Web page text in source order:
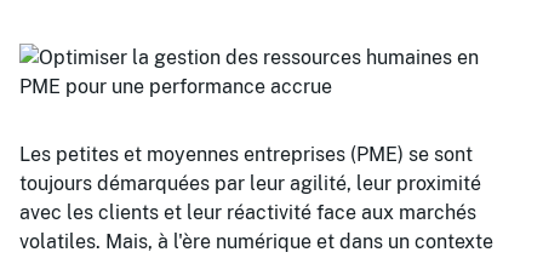
Les petites et moyennes entreprises (PME) se sont
toujours démarquées par leur agilité, leur proximité
avec les clients et leur réactivité face aux marchés
volatiles. Mais, à l'ère numérique et dans un contexte